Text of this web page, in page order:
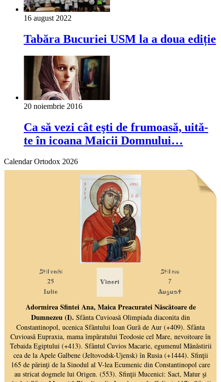
16 august 2022
Tabăra Bucuriei USM la a doua ediție
20 noiembrie 2016
Ca să vezi cât eşti de frumoasă, uită-
te în icoana Maicii Domnului…
Calendar Ortodox 2026